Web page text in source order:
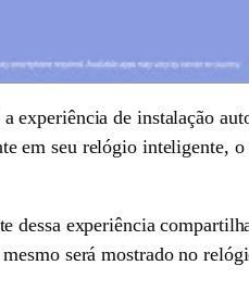
a experiência de instalação
em seu relógio inteligente,
dessa experiência
será mostrado no